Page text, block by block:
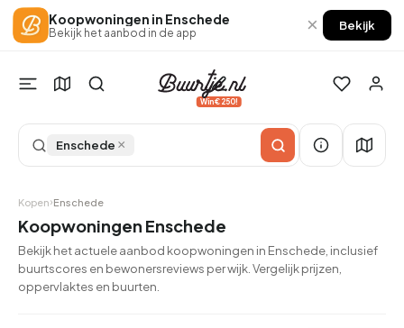
Koopwoningen in Enschede
Bekijk het aanbod in de app × Bekijk
Win €250!
Enschede ×
Kopen Enschede
Koopwoningen Enschede
Bekijk het actuele aanbod koopwoningen in Enschede, inclusief
buurtscores en bewonersreviews per wijk. Vergelijk prijzen,
oppervlaktes en buurten.